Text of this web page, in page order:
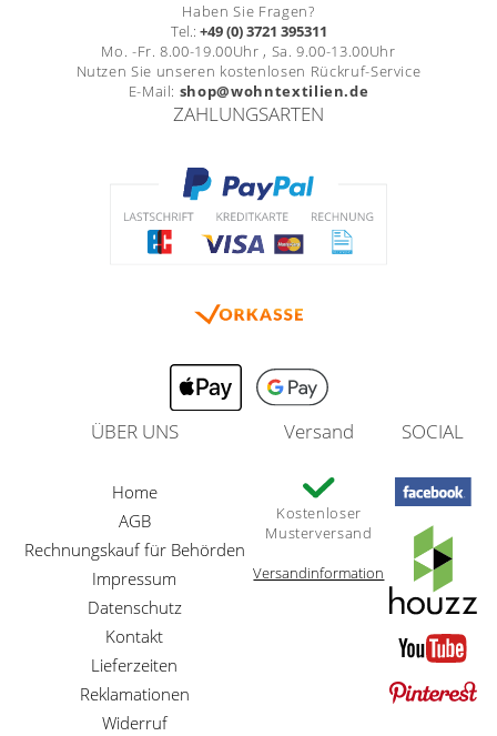
Haben Sie Fragen?
Tel.: +49 (0) 3721 395311
Mo. -Fr. 8.00-19.00Uhr , Sa. 9.00-13.00Uhr
Nutzen Sie unseren kostenlosen Rückruf-Service
E-Mail: shop@wohntextilien.de
ZAHLUNGSARTEN
ÜBER UNS
Home
AGB
Rechnungskauf für Behörden
Impressum
Datenschutz
Kontakt
Lieferzeiten
Reklamationen
Widerruf
Versand
Kostenloser
Musterversand
Versandinformation
SOCIAL